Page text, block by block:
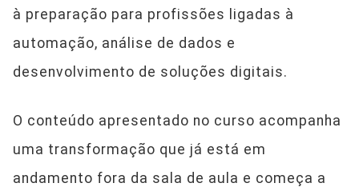
à preparação para profissões ligadas à
automação, análise de dados e
desenvolvimento de soluções digitais.
O conteúdo apresentado no curso acompanha
uma transformação que já está em
andamento fora da sala de aula e começa a